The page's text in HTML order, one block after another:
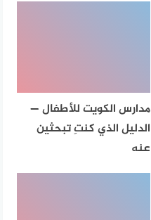
مدارس الكويت للأطفال —
الدليل الذي كنتِ تبحثين
عنه